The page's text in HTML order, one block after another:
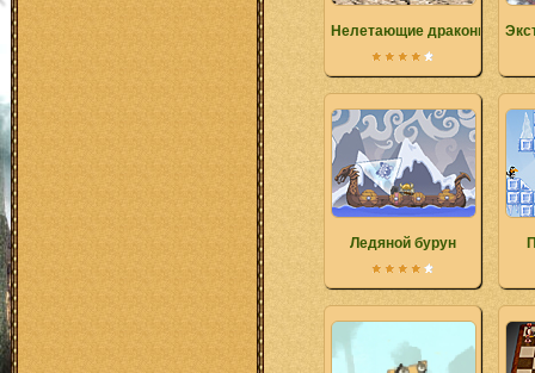
Нелетающие драконы
Ледяной бурун